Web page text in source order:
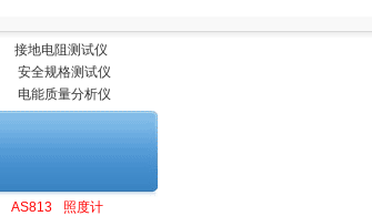
接地电阻测试仪
安全规格测试仪
电能质量分析仪
AS813 照度计